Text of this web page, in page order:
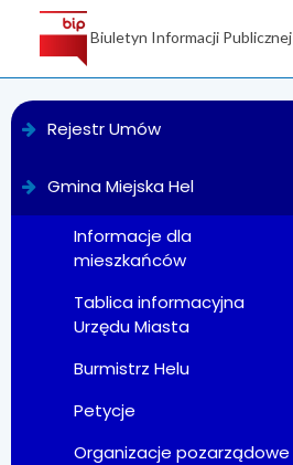
Biuletyn Informacji Publicznej
Rejestr Umów
Gmina Miejska Hel
Informacje dla
mieszkańców
Tablica informacyjna
Urzędu Miasta
Burmistrz Helu
Petycje
Organizacje pozarządowe